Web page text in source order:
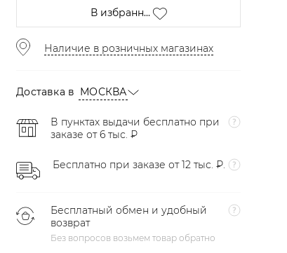
В избранн...
Наличие в розничных магазинах
Доставка в МОСКВА
В пунктах выдачи бесплатно при
заказе от 6 тыс. ₽
Бесплатно при заказе от 12 тыс. ₽.
Бесплатный обмен и удобный
возврат
Без вопросов возьмем товар обратно